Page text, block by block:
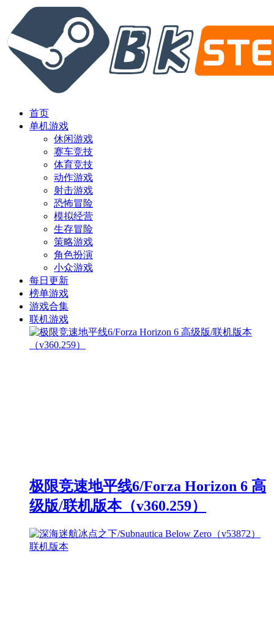
首页
单机游戏
休闲游戏
赛车竞技
体育竞技
动作游戏
射击游戏
恐怖冒险
模拟经营
生存冒险
策略游戏
角色扮演
小众游戏
每日更新
榜单游戏
游戏合集
联机游戏
极限竞速地平线6/Forza Horizon 6 高
级版/联机版本（v360.259）